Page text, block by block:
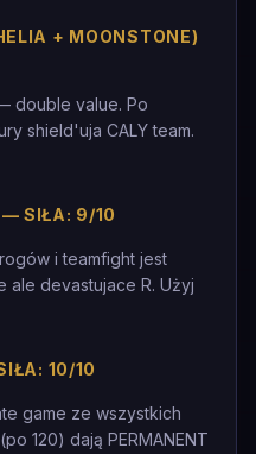
+ MOONSTONE)
double value. Po
shield'uja CALY team.
— SIŁA: 9/10
i teamfight jest
ale devastujace R. Użyj
10/10
game ze wszystkich
120) dają PERMANENT